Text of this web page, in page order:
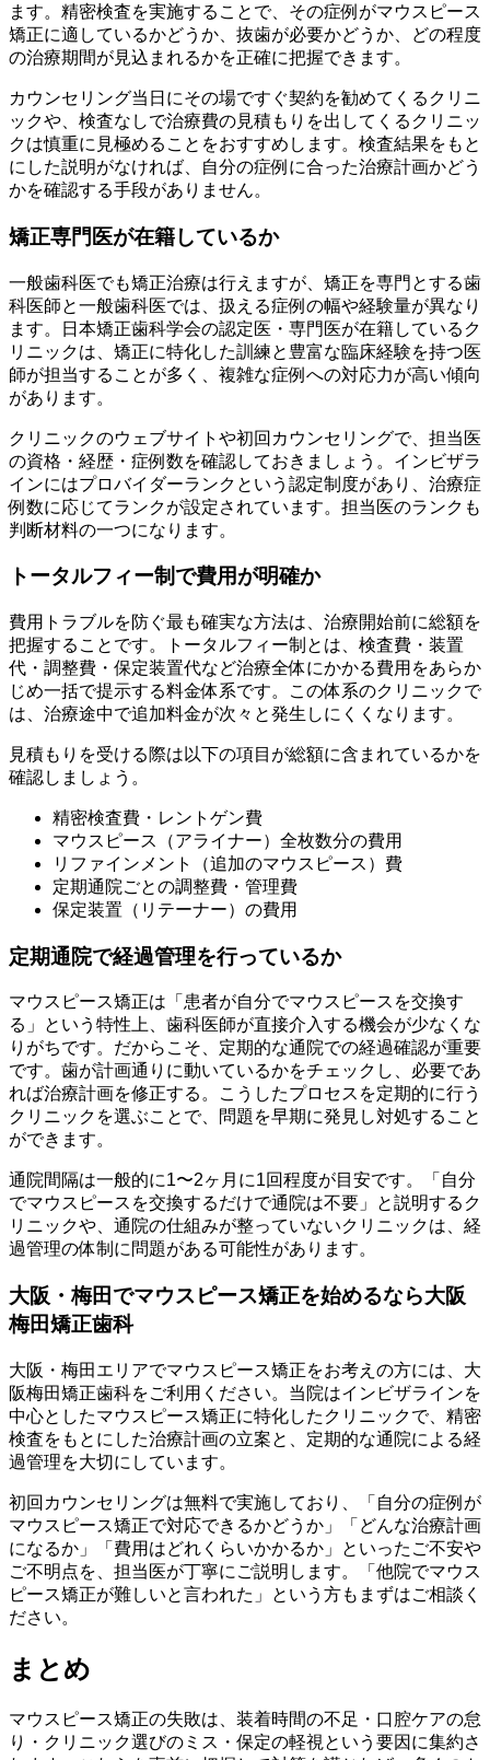
ます。精密検査を実施することで、その症例がマウスピース
矯正に適しているかどうか、抜歯が必要かどうか、どの程度
の治療期間が見込まれるかを正確に把握できます。
カウンセリング当日にその場ですぐ契約を勧めてくるクリニ
ックや、検査なしで治療費の見積もりを出してくるクリニッ
クは慎重に見極めることをおすすめします。検査結果をもと
にした説明がなければ、自分の症例に合った治療計画かどう
かを確認する手段がありません。
矯正専門医が在籍しているか
一般歯科医でも矯正治療は行えますが、矯正を専門とする歯
科医師と一般歯科医では、扱える症例の幅や経験量が異なり
ます。日本矯正歯科学会の認定医・専門医が在籍しているク
リニックは、矯正に特化した訓練と豊富な臨床経験を持つ医
師が担当することが多く、複雑な症例への対応力が高い傾向
があります。
クリニックのウェブサイトや初回カウンセリングで、担当医
の資格・経歴・症例数を確認しておきましょう。インビザラ
インにはプロバイダーランクという認定制度があり、治療症
例数に応じてランクが設定されています。担当医のランクも
判断材料の一つになります。
トータルフィー制で費用が明確か
費用トラブルを防ぐ最も確実な方法は、治療開始前に総額を
把握することです。トータルフィー制とは、検査費・装置
代・調整費・保定装置代など治療全体にかかる費用をあらか
じめ一括で提示する料金体系です。この体系のクリニックで
は、治療途中で追加料金が次々と発生しにくくなります。
見積もりを受ける際は以下の項目が総額に含まれているかを
確認しましょう。
精密検査費・レントゲン費
マウスピース（アライナー）全枚数分の費用
リファインメント（追加のマウスピース）費
定期通院ごとの調整費・管理費
保定装置（リテーナー）の費用
定期通院で経過管理を行っているか
マウスピース矯正は「患者が自分でマウスピースを交換す
る」という特性上、歯科医師が直接介入する機会が少なくな
りがちです。だからこそ、定期的な通院での経過確認が重要
です。歯が計画通りに動いているかをチェックし、必要であ
れば治療計画を修正する。こうしたプロセスを定期的に行う
クリニックを選ぶことで、問題を早期に発見し対処すること
ができます。
通院間隔は一般的に1〜2ヶ月に1回程度が目安です。「自分
でマウスピースを交換するだけで通院は不要」と説明するク
リニックや、通院の仕組みが整っていないクリニックは、経
過管理の体制に問題がある可能性があります。
大阪・梅田でマウスピース矯正を始めるなら大阪
梅田矯正歯科
大阪・梅田エリアでマウスピース矯正をお考えの方には、大
阪梅田矯正歯科をご利用ください。当院はインビザラインを
中心としたマウスピース矯正に特化したクリニックで、精密
検査をもとにした治療計画の立案と、定期的な通院による経
過管理を大切にしています。
初回カウンセリングは無料で実施しており、「自分の症例が
マウスピース矯正で対応できるかどうか」「どんな治療計画
になるか」「費用はどれくらいかかるか」といったご不安や
ご不明点を、担当医が丁寧にご説明します。「他院でマウス
ピース矯正が難しいと言われた」という方もまずはご相談く
ださい。
まとめ
マウスピース矯正の失敗は、装着時間の不足・口腔ケアの怠
り・クリニック選びのミス・保定の軽視という要因に集約さ